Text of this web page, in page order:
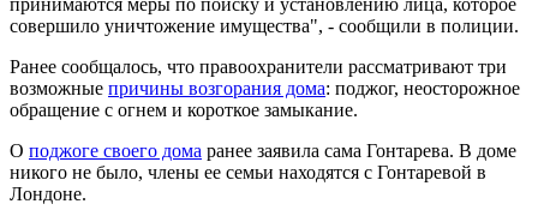
совершило уничтожение имущества", - сообщили в полиции.
Ранее сообщалось, что правоохранители рассматривают три
возможные причины возгорания дома: поджог, неосторожное
обращение с огнем и короткое замыкание.
О поджоге своего дома ранее заявила сама Гонтарева. В доме
никого не было, члены ее семьи находятся с Гонтаревой в
Лондоне.